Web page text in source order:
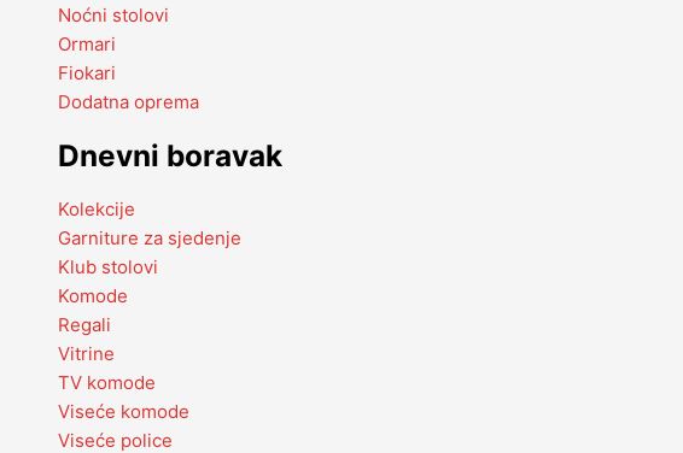
Noćni stolovi
Ormari
Fiokari
Dodatna oprema
Dnevni boravak
Kolekcije
Garniture za sjedenje
Klub stolovi
Komode
Regali
Vitrine
TV komode
Viseće komode
Viseće police